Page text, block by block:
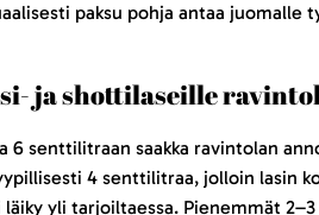
paksu pohja antaa juomalle
ja shottilaseille
senttilitraan saakka ravintolan
4 senttilitraa, jolloin lasin
yli tarjoiltaessa. Pienemmät